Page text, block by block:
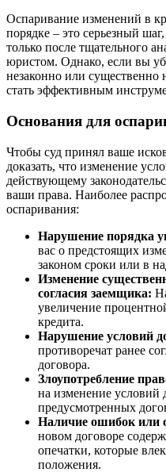
Оспаривание изменений в
порядке – это серьезный
только после тщательного
юристом. Однако, если вы
незаконно или
стать эффективным
Основания для
Чтобы суд принял ваше
доказать, что изменение
действующему
ваши права. Наиболее
оспаривания:
Нарушение порядка
вас о предстоящих
законом сроки или в
Изменение
согласия заемщика:
увеличение
кредита.
Нарушение условий
противоречат ранее
договора.
Злоупотребление
на изменение условий
предусмотренных
Наличие ошибок или
новом договоре
опечатки, которые
положения.